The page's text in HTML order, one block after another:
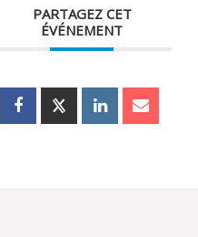
PARTAGEZ CET
ÉVÉNEMENT